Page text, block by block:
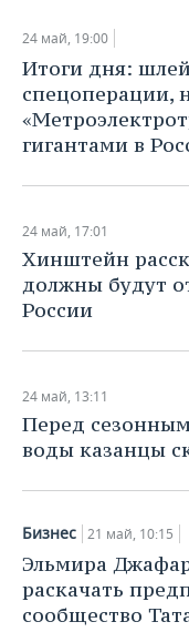
ХОККЕЙ С МЯЧОМ
ПРОИСШЕСТВИЯ
24 май, 19:00
Итоги дня:
спецоперации,
гигантами в
24 май, 17:01
Хинштейн
должны будут
России
24 май, 13:11
Перед
воды казанцы
Бизнес 21 май, 10:15
Эльмира
раскачать
сообщество